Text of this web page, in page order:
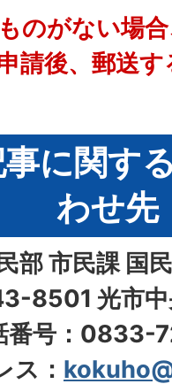
のがない場
請後、郵送
に関す
わせ先
部 市民課 国
8501 光市中
番号：0833-
ス：